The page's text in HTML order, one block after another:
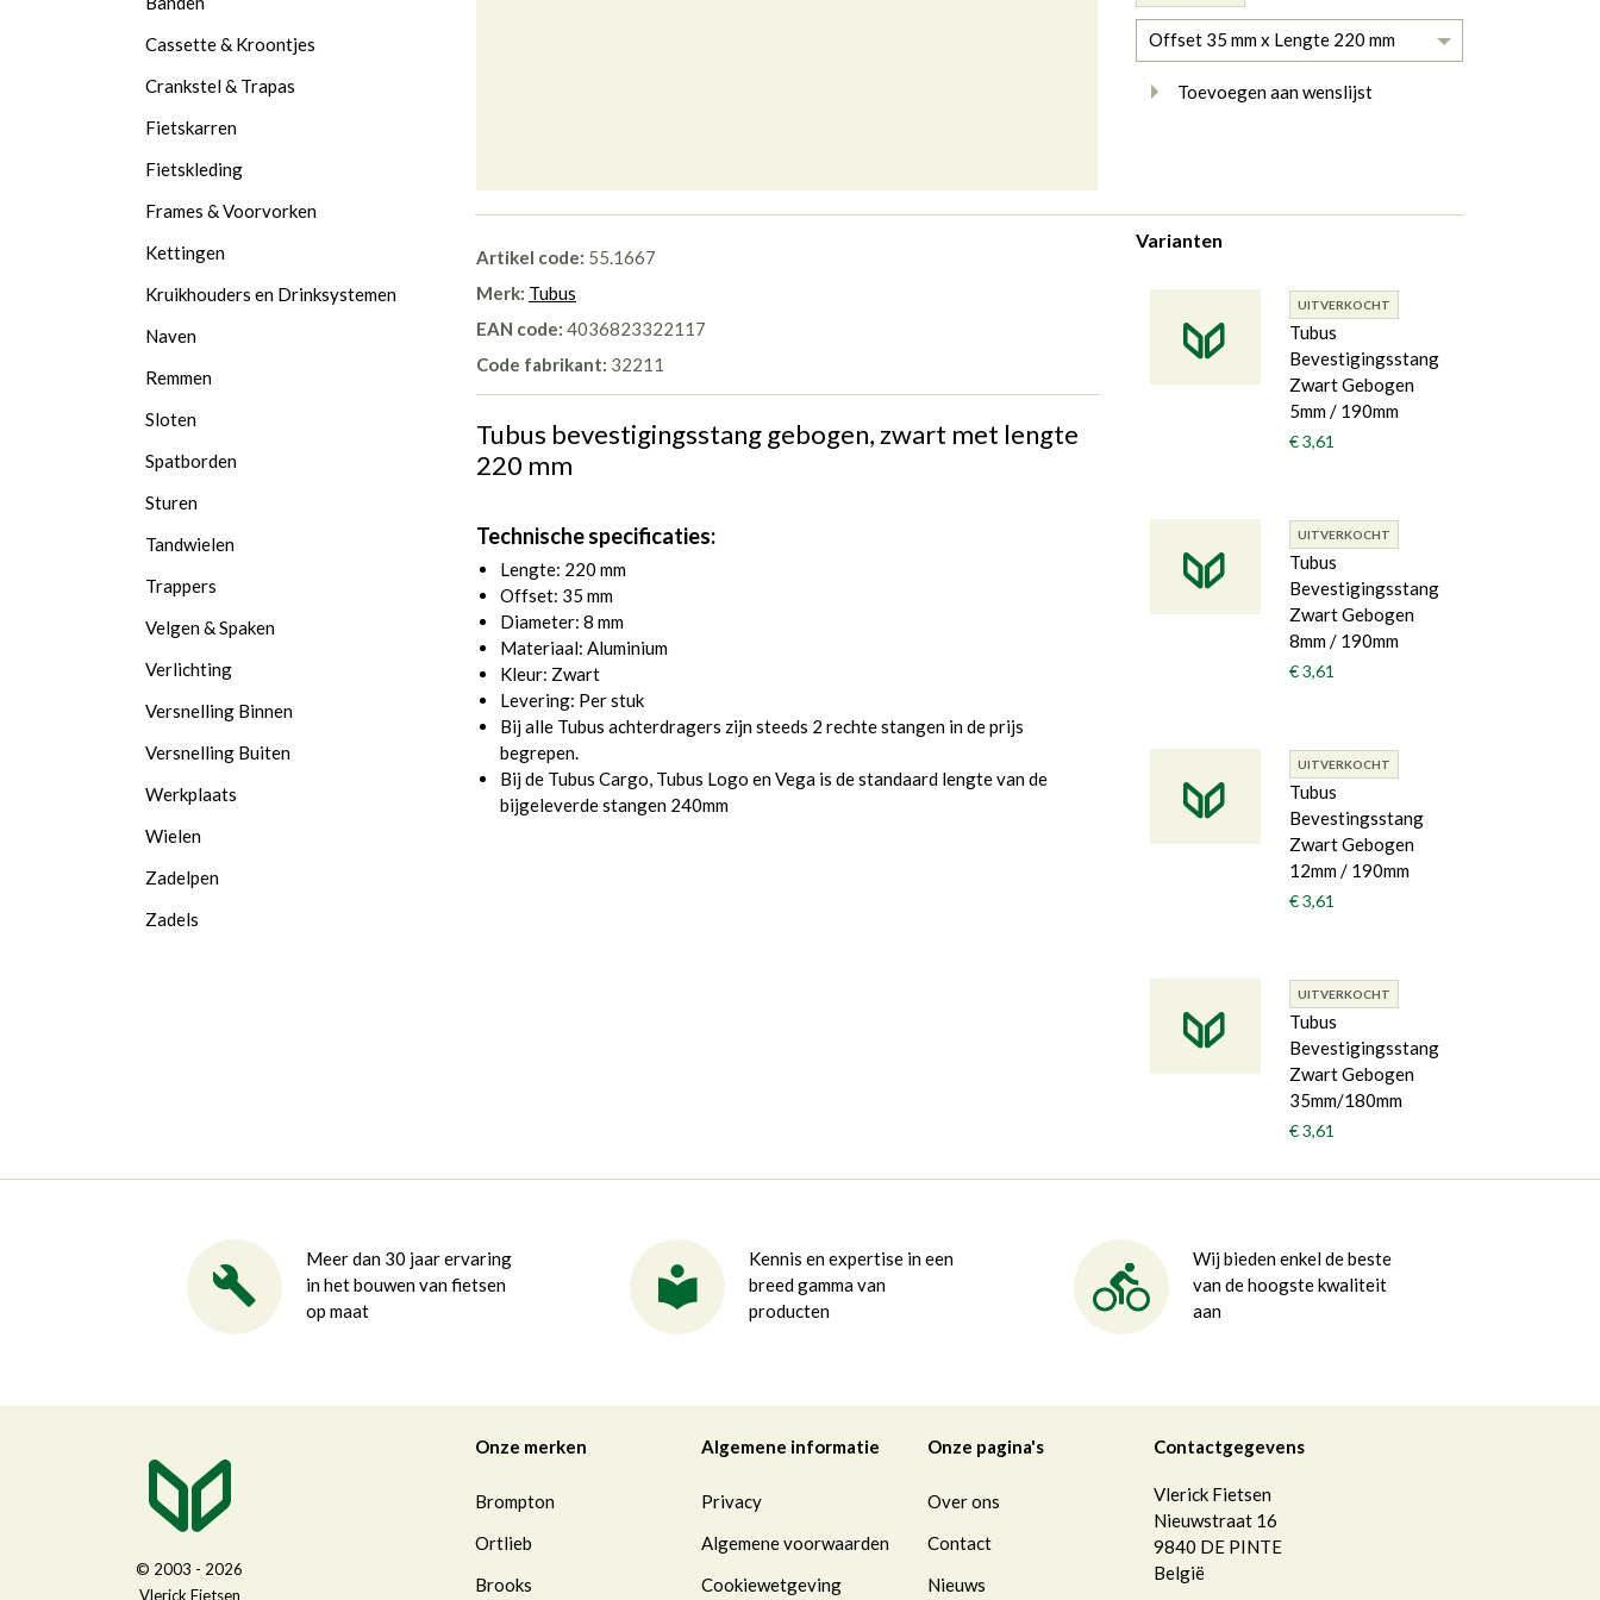
Offset 35 mm x Lengte 220 mm
Toevoegen aan wenslijst
Artikel code: 55.1667
Merk: Tubus
EAN code: 4036823322117
Code fabrikant: 32211
Tubus bevestigingsstang gebogen, zwart met lengte
220 mm
Technische specificaties:
Lengte: 220 mm
Offset: 35 mm
Diameter: 8 mm
Materiaal: Aluminium
Kleur: Zwart
Levering: Per stuk
Bij alle Tubus achterdragers zijn steeds 2 rechte stangen in de prijs
begrepen.
Bij de Tubus Cargo, Tubus Logo en Vega is de standaard lengte van de
bijgeleverde stangen 240mm
Varianten
UITVERKOCHT
Tubus
Bevestigingsstang
Zwart Gebogen
5mm / 190mm
€ 3,61
UITVERKOCHT
Tubus
Bevestigingsstang
Zwart Gebogen
8mm / 190mm
€ 3,61
UITVERKOCHT
Tubus
Bevestingsstang
Zwart Gebogen
12mm / 190mm
€ 3,61
UITVERKOCHT
Tubus
Bevestigingsstang
Zwart Gebogen
35mm/180mm
€ 3,61
Cassette & Kroontjes
Crankstel & Trapas
Fietskarren
Fietskleding
Frames & Voorvorken
Kettingen
Kruikhouders en Drinksystemen
Naven
Remmen
Sloten
Spatborden
Sturen
Tandwielen
Trappers
Velgen & Spaken
Verlichting
Versnelling Binnen
Versnelling Buiten
Werkplaats
Wielen
Zadelpen
Zadels
Meer dan 30 jaar ervaring
in het bouwen van fietsen
op maat
Kennis en expertise in een
breed gamma van
producten
Wij bieden enkel de beste
van de hoogste kwaliteit
aan
© 2003 - 2026
Vlerick Fietsen
Onze merken
Brompton
Ortlieb
Brooks
Algemene informatie
Privacy
Algemene voorwaarden
Cookiewetgeving
Onze pagina's
Over ons
Contact
Nieuws
Contactgegevens
Vlerick Fietsen
Nieuwstraat 16
9840 DE PINTE
België